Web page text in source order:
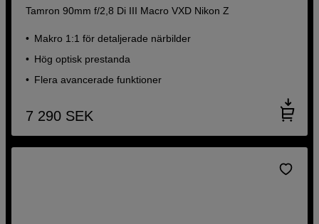
Tamron 90mm f/2,8 Di III Macro VXD Nikon Z
Makro 1:1 för detaljerade närbilder
Hög optisk prestanda
Flera avancerade funktioner
7 290 SEK